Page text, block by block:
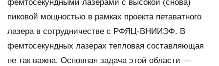
фемтосекундными лазерами с высокой (снова)
пиковой мощностью в рамках проекта петаватного
лазера в сотрудничестве с РФЯЦ-ВНИИЭФ. В
фемтосекундных лазерах тепловая составляющая
не так важна. Основная задача этой области —